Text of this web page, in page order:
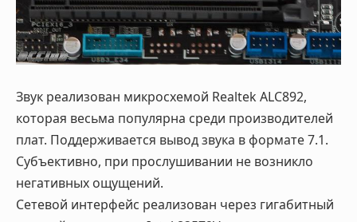
Звук реализован микросхемой Realtek ALC892,
которая весьма популярна среди производителей
плат. Поддерживается вывод звука в формате 7.1.
Субъективно, при прослушивании не возникло
негативных ощущений.
Сетевой интерфейс реализован через гигабитный